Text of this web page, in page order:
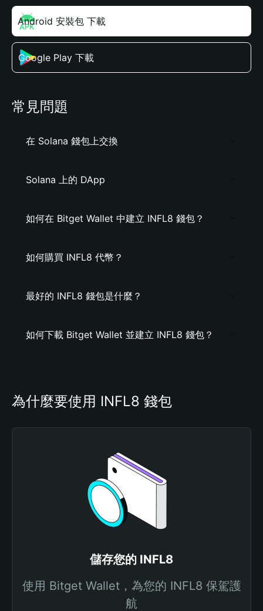
Android 安裝包 下載
Google Play 下載
常見問題
在 Solana 錢包上交換
Solana 上的 DApp
如何在 Bitget Wallet 中建立 INFL8 錢包？
如何購買 INFL8 代幣？
最好的 INFL8 錢包是什麼？
如何下載 Bitget Wallet 並建立 INFL8 錢包？
為什麼要使用 INFL8 錢包
儲存您的 INFL8
使用 Bitget Wallet，為您的 INFL8 保駕護
航